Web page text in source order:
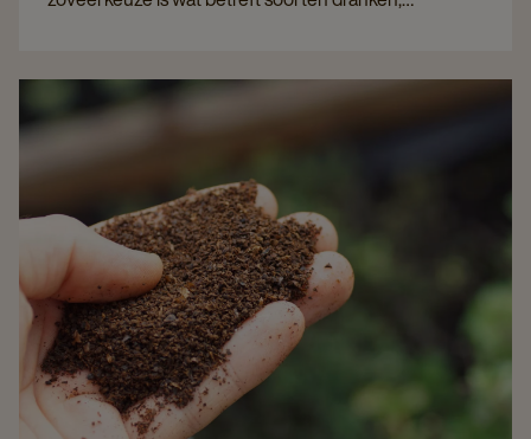
gezet waar u rekening mee moet houden voordat u
de perfecte koffiemachine op de werkvloer kiest.